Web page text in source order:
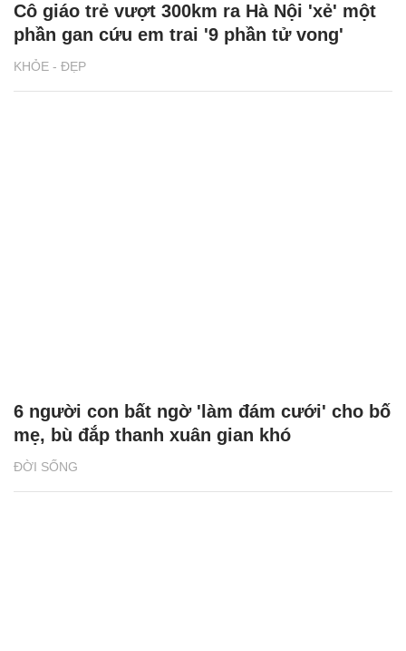
KHỎE - ĐẸP
Cô giáo trẻ vượt 300km ra Hà Nội 'xẻ' một
phần gan cứu em trai '9 phần tử vong'
ĐỜI SỐNG
6 người con bất ngờ 'làm đám cưới' cho bố
mẹ, bù đắp thanh xuân gian khó